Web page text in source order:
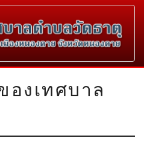
องเทศบาล